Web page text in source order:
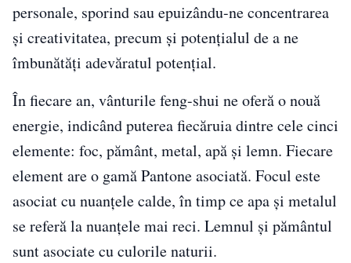
personale, sporind sau epuizându-ne concentrarea
și creativitatea, precum și potențialul de a ne
îmbunătăți adevăratul potențial.
În fiecare an, vânturile feng-shui ne oferă o nouă
energie, indicând puterea fiecăruia dintre cele cinci
elemente: foc, pământ, metal, apă și lemn. Fiecare
element are o gamă Pantone asociată. Focul este
asociat cu nuanțele calde, în timp ce apa și metalul
se referă la nuanțele mai reci. Lemnul și pământul
sunt asociate cu culorile naturii.